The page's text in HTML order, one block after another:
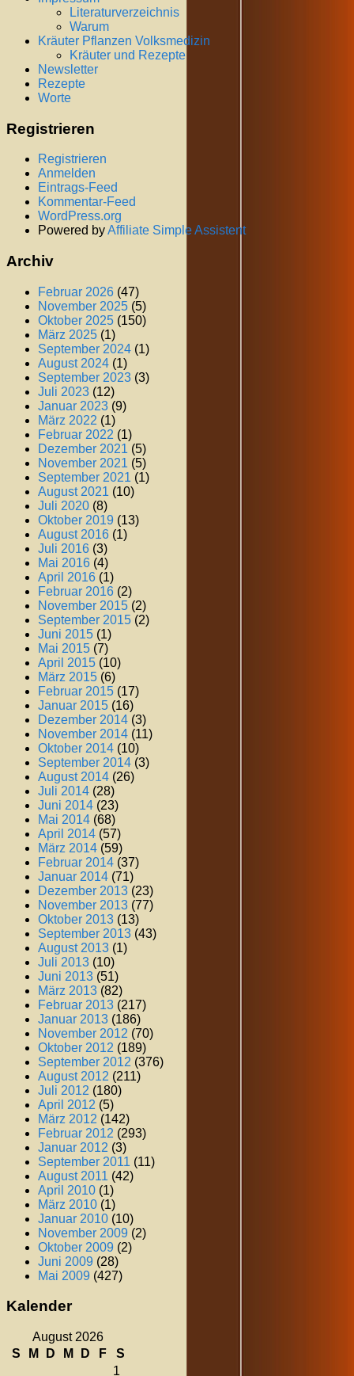
Literaturverzeichnis
Warum
Kräuter Pflanzen Volksmedizin
Kräuter und Rezepte
Newsletter
Rezepte
Worte
Registrieren
Registrieren
Anmelden
Eintrags-Feed
Kommentar-Feed
WordPress.org
Powered byAffiliate Simple Assistent
Archiv
Februar 2026 (47)
November 2025 (5)
Oktober 2025 (150)
März 2025 (1)
September 2024 (1)
August 2024 (1)
September 2023 (3)
Juli 2023 (12)
Januar 2023 (9)
März 2022 (1)
Februar 2022 (1)
Dezember 2021 (5)
November 2021 (5)
September 2021 (1)
August 2021 (10)
Juli 2020 (8)
Oktober 2019 (13)
August 2016 (1)
Juli 2016 (3)
Mai 2016 (4)
April 2016 (1)
Februar 2016 (2)
November 2015 (2)
September 2015 (2)
Juni 2015 (1)
Mai 2015 (7)
April 2015 (10)
März 2015 (6)
Februar 2015 (17)
Januar 2015 (16)
Dezember 2014 (3)
November 2014 (11)
Oktober 2014 (10)
September 2014 (3)
August 2014 (26)
Juli 2014 (28)
Juni 2014 (23)
Mai 2014 (68)
April 2014 (57)
März 2014 (59)
Februar 2014 (37)
Januar 2014 (71)
Dezember 2013 (23)
November 2013 (77)
Oktober 2013 (13)
September 2013 (43)
August 2013 (1)
Juli 2013 (10)
Juni 2013 (51)
März 2013 (82)
Februar 2013 (217)
Januar 2013 (186)
November 2012 (70)
Oktober 2012 (189)
September 2012 (376)
August 2012 (211)
Juli 2012 (180)
April 2012 (5)
März 2012 (142)
Februar 2012 (293)
Januar 2012 (3)
September 2011 (11)
August 2011 (42)
April 2010 (1)
März 2010 (1)
Januar 2010 (10)
November 2009 (2)
Oktober 2009 (2)
Juni 2009 (28)
Mai 2009 (427)
Kalender
August 2026
S
M D M D F
S
1